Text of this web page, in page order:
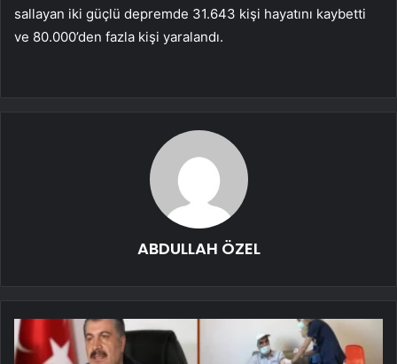
sallayan iki güçlü depremde 31.643 kişi hayatını kaybetti
ve 80.000’den fazla kişi yaralandı.
ABDULLAH ÖZEL